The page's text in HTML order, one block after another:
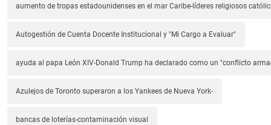
aumento de tropas estadounidenses en el mar Caribe-líderes religiosos
Autogestión de Cuenta Docente Institucional y "Mi Cargo a Evaluar"
ayuda al papa León XIV-Donald Trump ha declarado como un "conflicto
Azulejos de Toronto superaron a los Yankees de Nueva York-
bancas de loterías-contaminación visual